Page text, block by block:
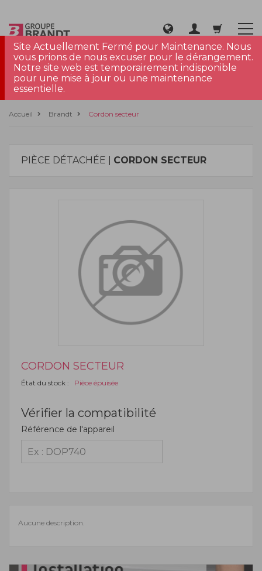
Site Actuellement Fermé pour Maintenance. Nous
vous prions de nous excuser pour le dérangement.
Notre site web est temporairement indisponible
pour une mise à jour ou une maintenance
essentielle.
Accueil Brandt Cordon secteur
PIÈCE DÉTACHÉE | CORDON SECTEUR
CORDON SECTEUR
État du stock : Pièce épuisée
Vérifier la compatibilité
Référence de l'appareil
Aucune description.